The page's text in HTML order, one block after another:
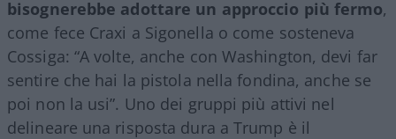
bisognerebbe adottare un approccio più fermo,
come fece Craxi a Sigonella o come sosteneva
Cossiga: “A volte, anche con Washington, devi far
sentire che hai la pistola nella fondina, anche se
poi non la usi”. Uno dei gruppi più attivi nel
delineare una risposta dura a Trump è il